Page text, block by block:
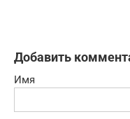
Добавить
Имя